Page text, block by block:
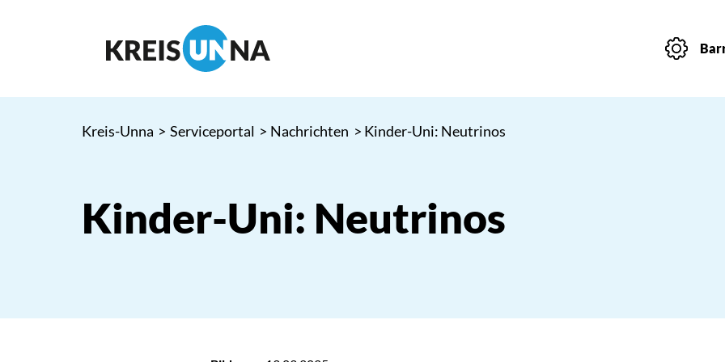
Kreis-Unna > Serviceportal > Nachrichten > Kinder-Uni: Neutrinos
Kinder-Uni: Neutrinos